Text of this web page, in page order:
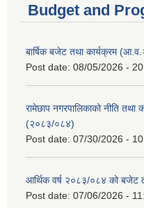
Budget and
बार्षिक बजेट तथा कार्यक्रम
Post date: 08/05/2026 -
रामेछाप नगरपालिकाको नीति तथा
(२०८३/०८४)
Post date: 07/30/2026 -
आर्थिक वर्ष २०८३/०८४ को बजेट
Post date: 07/06/2026 -